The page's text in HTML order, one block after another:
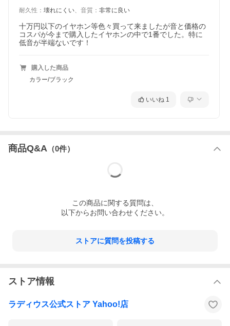
耐久性 ： 壊れにくい、 音質 ： 非常に良い
十万円以下のイヤホン等色々買って来ましたが音と価格の
コスパが今まで購入したイヤホンの中で1番でした。特に
低音が半端ないです！
購入した商品
カラー/ブラック
いいね 1
商品Q&A （0件）
この商品に関する質問は、
以下からお問い合わせください。
ストアに質問を投稿する
ストア情報
ラディウス公式ストア Yahoo!店